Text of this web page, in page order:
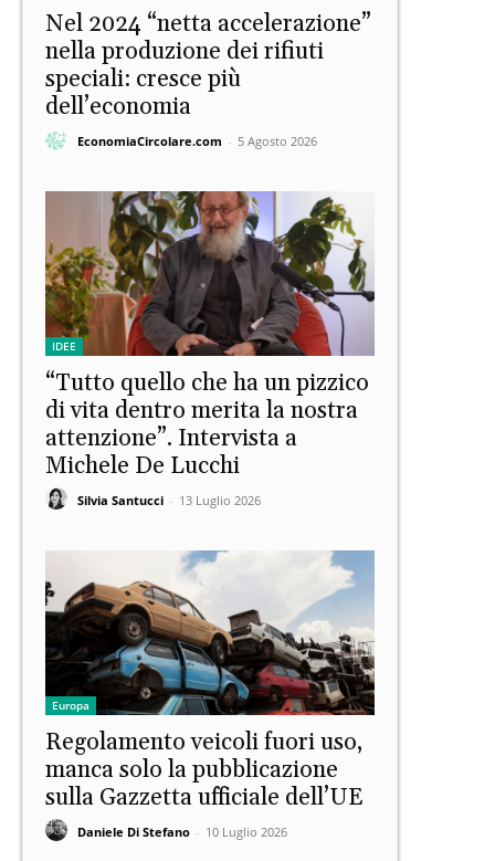
Nel 2024 “netta accelerazione”
nella produzione dei rifiuti
speciali: cresce più
dell’economia
EconomiaCircolare.com - 5 Agosto 2026
IDEE
“Tutto quello che ha un pizzico
di vita dentro merita la nostra
attenzione”. Intervista a
Michele De Lucchi
Silvia Santucci - 13 Luglio 2026
Europa
Regolamento veicoli fuori uso,
manca solo la pubblicazione
sulla Gazzetta ufficiale dell’UE
Daniele Di Stefano - 10 Luglio 2026